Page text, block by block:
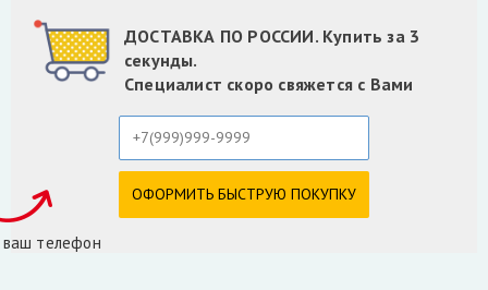
ДОСТАВКА ПО РОССИИ. Купить за 3
секунды.
Специалист скоро свяжется с Вами
телефон